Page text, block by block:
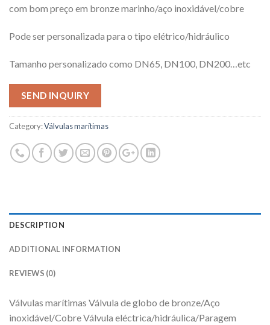
com bom preço em bronze marinho/aço inoxidável/cobre
Pode ser personalizada para o tipo elétrico/hidráulico
Tamanho personalizado como DN65, DN100, DN200…etc
SEND INQUIRY
Category:Válvulas marítimas
DESCRIPTION
ADDITIONAL INFORMATION
REVIEWS (0)
Válvulas marítimas Válvula de globo de bronze/Aço
inoxidável/Cobre Válvula eléctrica/hidráulica/Paragem